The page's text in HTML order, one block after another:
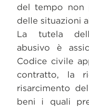
del tempo non
delle situazioni
La tutela
abusivo è
Codice civile
contratto, la
risarcimento
beni i quali